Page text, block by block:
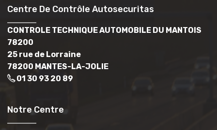
Centre De Contrôle Autosecuritas
CONTROLE TECHNIQUE AUTOMOBILE DU MANTOIS
78200
25 rue de Lorraine
78200 MANTES-LA-JOLIE
01 30 93 20 89
Notre Centre